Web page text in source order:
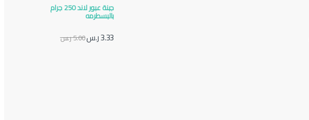
جبنة عبور لاند 250 جرام
بالبسطرمه
3.33ر.س5.00ر.س